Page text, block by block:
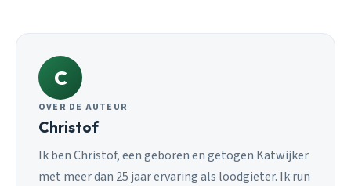
C
OVER DE AUTEUR
Christof
Ik ben Christof, een geboren en getogen Katwijker
met meer dan 25 jaar ervaring als loodgieter. Ik run